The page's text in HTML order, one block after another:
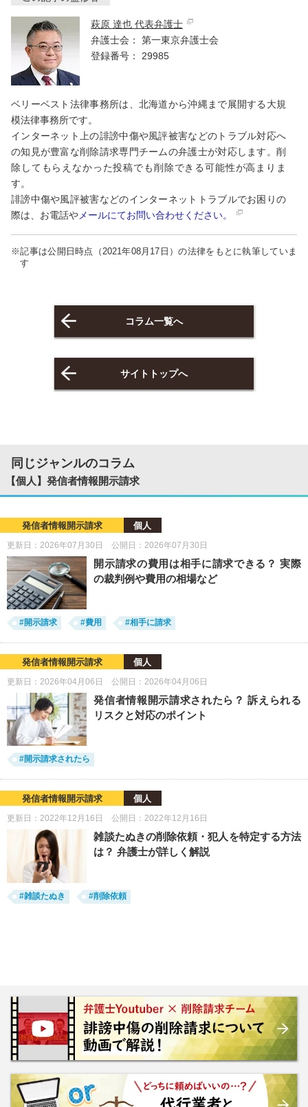
萩原 達也 代表弁護士
弁護士会：
第一東京弁護士会
登録番号：
29985
ベリーベスト法律事務所は、北海道から沖縄まで展開する大規
模法律事務所です。
インターネット上の誹謗中傷や風評被害などのトラブル対応へ
の知見が豊富な削除請求専門チームの弁護士が対応します。削
除してもらえなかった投稿でも削除できる可能性が高まりま
す。
誹謗中傷や風評被害などのインターネットトラブルでお困りの
際は、お電話や メールにてお問い合わせください。
※記事は公開日時点（2021年08月17日）の法律をもとに執筆していま
す
コラム一覧へ
サイトトップへ
同じジャンルのコラム
【個人】発信者情報開示請求
発信者情報開示請求 個人
更新日：2026年07月30日 公開日：2026年07月30日
開示請求の費用は相手に請求できる？ 実際
の裁判例や費用の相場など
#開示請求 #費用 #相手に請求
発信者情報開示請求 個人
更新日：2026年04月06日 公開日：2026年04月06日
発信者情報開示請求されたら？ 訴えられる
リスクと対応のポイント
#開示請求されたら
発信者情報開示請求 個人
更新日：2022年12月16日 公開日：2022年12月16日
雑談たぬきの削除依頼・犯人を特定する方法
は？ 弁護士が詳しく解説
#雑談たぬき #削除依頼